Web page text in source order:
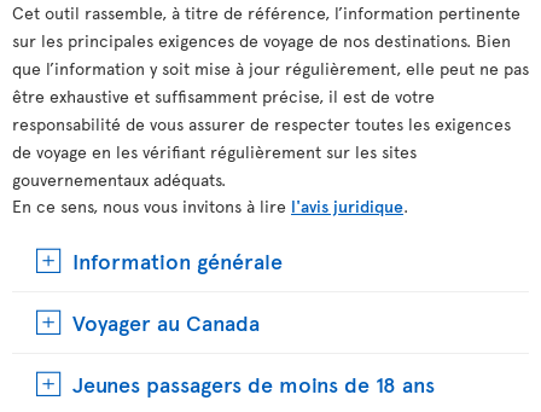
Cet outil rassemble, à titre de référence, l’information pertinente
sur les principales exigences de voyage de nos destinations. Bien
que l’information y soit mise à jour régulièrement, elle peut ne pas
être exhaustive et suffisamment précise, il est de votre
responsabilité de vous assurer de respecter toutes les exigences
de voyage en les vérifiant régulièrement sur les sites
gouvernementaux adéquats.
En ce sens, nous vous invitons à lire l'avis juridique.
Information générale
Voyager au Canada
Jeunes passagers de moins de 18 ans